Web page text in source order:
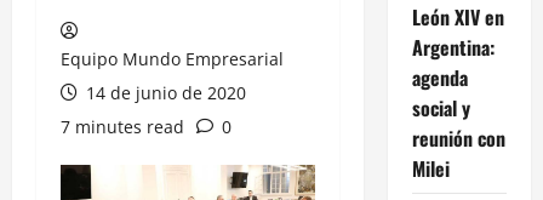
Equipo Mundo Empresarial
14 de junio de 2020
7 minutes read
0
León XIV en
Argentina:
agenda
social y
reunión con
Milei